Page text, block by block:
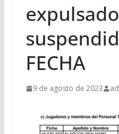
FECHA
9 de agosto de 2023